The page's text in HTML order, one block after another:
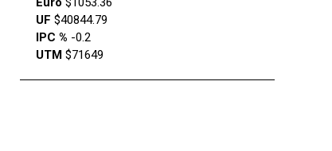
UF $40844.79
IPC % -0.2
UTM $71649